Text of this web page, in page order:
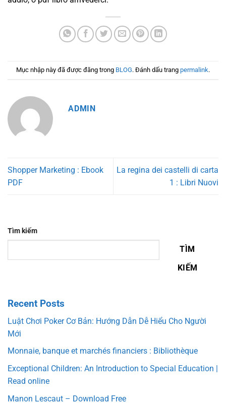
Mục nhập này đã được đăng trong BLOG. Đánh dấu trang permalink.
ADMIN
Shopper Marketing : Ebook
PDF
La regina dei castelli di carta
1 : Libri Nuovi
Tìm kiếm
TÌM
KIẾM
Recent Posts
Luật Chơi Poker Cơ Bản: Hướng Dẫn Dễ Hiểu Cho Người
Mới
Monnaie, banque et marchés financiers : Bibliothèque
Exceptional Children: An Introduction to Special Education |
Read online
Manon Lescaut – Download Free